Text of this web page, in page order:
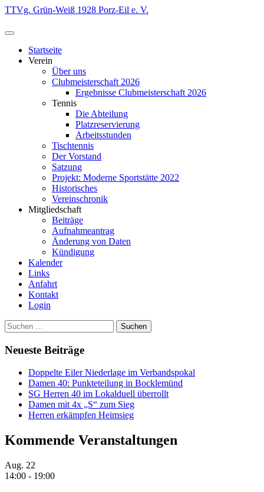
Zum
springen
TTVg. Grün-Weiß 1928 Porz-Eil e. V.
Startseite
Verein
Über uns
Clubmeisterschaft 2026
Ergebnisse Clubmeisterschaft 2026
Tennis
Die Abteilung
Platzreservierung
Arbeitsstunden
Tischtennis
Der Vorstand
Satzung
Projekt: Moderne Sportstätte 2022
Historisches
Vereinschronik
Mitgliedschaft
Beiträge
Aufnahmeantrag
Änderung von Daten
Kündigung
Kalender
Links
Anfahrt
Kontakt
Login
Suchen
nach:
Neueste Beiträge
Doppelte Eiler Niederlage im Verbandspokal
Damen 40: Punkteteilung in Bocklemünd
SG Herren 40 im Lokalduell überrollt
Damen mit 4x „S“ zum Sieg
Herren erkämpfen Heimsieg
Kommende Veranstaltungen
Aug. 22
14:00 - 19:00